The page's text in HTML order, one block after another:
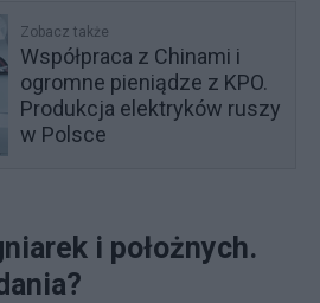
Zobacz także
Współpraca z Chinami i
ogromne pieniądze z KPO.
Produkcja elektryków ruszy
w Polsce
i położnych.